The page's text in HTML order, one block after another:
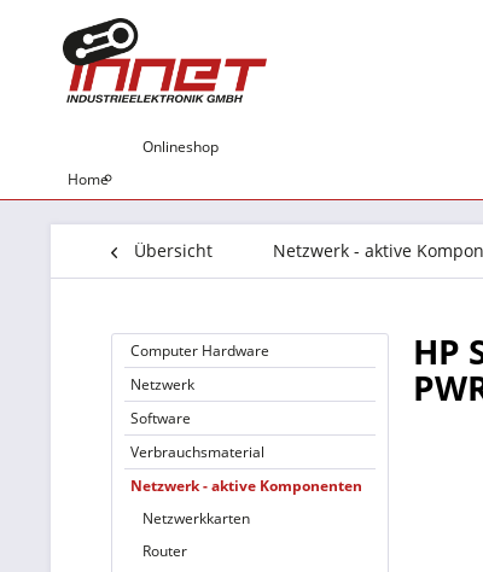
Home
Onlineshop
Übersicht Netzwerk - aktive
Computer Hardware
Netzwerk
Software
Verbrauchsmaterial
Netzwerk - aktive Komponenten
Netzwerkkarten
Router
HP